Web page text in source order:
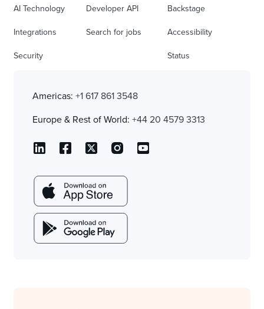
AI Technology
Integrations
Security
Developer API
Search for jobs
Backstage
Accessibility
Status
Americas: +1 617 861 3548
Europe & Rest of World: +44 20 4579 3313